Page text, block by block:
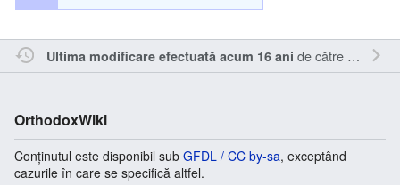
Ultima modificare efectuată acum 16 ani de către
OrthodoxWiki
Conținutul este disponibil sub GFDL / CC by-sa, exceptând
cazurile în care se specifică altfel.